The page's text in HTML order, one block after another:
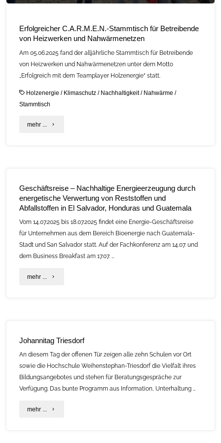
Erfolgreicher C.A.R.M.E.N.-Stammtisch für Betreibende
von Heizwerken und Nahwärmenetzen
Am 05.06.2025 fand der alljährliche Stammtisch für Betreibende
von Heizwerken und Nahwärmenetzen unter dem Motto
„Erfolgreich mit dem Teamplayer Holzenergie“ statt.
Holzenergie / Klimaschutz / Nachhaltigkeit/ Nahwärme /
Stammtisch
mehr ... "Erfolgreicher
von
und
Geschäftsreise – Nachhaltige Energieerzeugung durch
energetische Verwertung von Reststoffen und
Abfallstoffen in El Salvador, Honduras und Guatemala
Vom 14.07.2025 bis 18.07.2025 findet eine Energie-Geschäftsreise
für Unternehmen aus dem Bereich Bioenergie nach Guatemala-
Stadt und San Salvador statt. Auf der Fachkonferenz am 14.07. und
dem Business Breakfast am 17.07. …
mehr ... "Geschäftsreise
durch
energetische
Verwertung
Johannitag Triesdorf
An diesem Tag der offenen Tür zeigen alle zehn Schulen vor Ort
sowie die Hochschule Weihenstephan-Triesdorf die Vielfalt ihres
Bildungsangebotes und stehen für Beratungsgespräche zur
Verfügung. Das bunte Programm aus Information, Unterhaltung …
mehr ... "Johannitag